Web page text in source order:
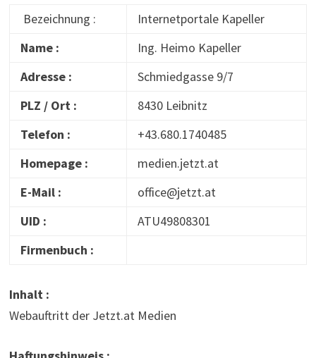
Bezeichnung :
Internetportale Kapeller
Name :
Ing. Heimo Kapeller
Adresse :
Schmiedgasse 9/7
PLZ / Ort :
8430 Leibnitz
Telefon :
+43.680.1740485
Homepage :
medien.jetzt.at
E-Mail :
office@jetzt.at
UID :
ATU49808301
Firmenbuch :
Inhalt :
Webauftritt der Jetzt.at Medien